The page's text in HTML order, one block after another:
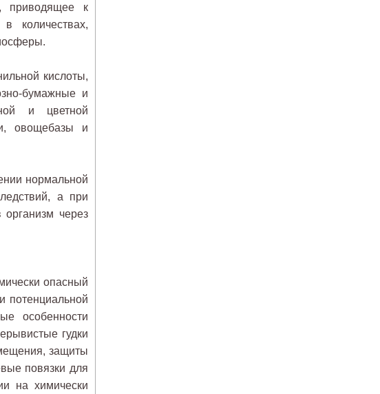
приводящее к
количествах,
кислоты,
бумажные и
и цветной
овощебазы и
нормальной
а при
через
опасный
потенциальной
особенности
гудки
защиты
повязки для
на химически